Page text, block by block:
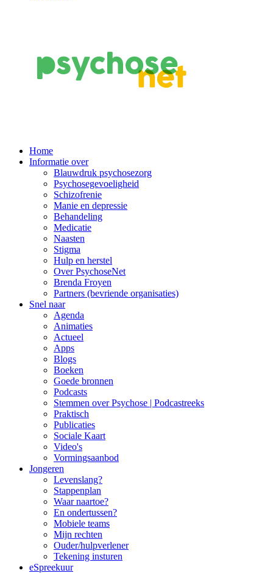
Main
Navigation
Home
Informatie over
Blauwdruk psychosezorg
Psychosegevoeligheid
Schizofrenie
Manie en depressie
Behandeling
Medicatie
Naasten
Stigma
Hulp en herstel
Over PsychoseNet
Brenda Froyen
Partners (bevriende organisaties)
Snel naar
Agenda
Animaties
Actueel
Apps
Blogs
Boeken
Goede bronnen
Podcasts
Stemmen over Psychose | Podcastreeks
Praktisch
Publicaties
Sociale Kaart
Video's
Vormingsaanbod
Jongeren
Levenslang?
Stappenplan
Waar naartoe?
En ondertussen?
Mobiele teams
Mijn rechten
Ouder/hulpverlener
Tekening insturen
eSpreekuur